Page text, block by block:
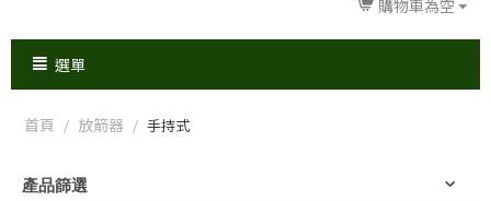
購物車為空
選單
首頁 / 放箭器 / 手持式
產品篩選